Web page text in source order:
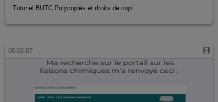
Tutoriel BUTC Polycopiés et droits de copi…
00:02:07